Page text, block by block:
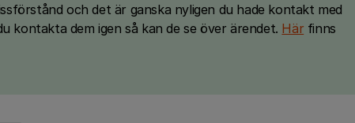
och det är ganska nyligen du hade kontakt med
kontakta dem igen så kan de se över ärendet. Här finns